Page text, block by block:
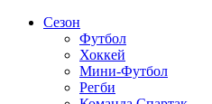
Сезон
Футбол
Хоккей
Мини-Футбол
Регби